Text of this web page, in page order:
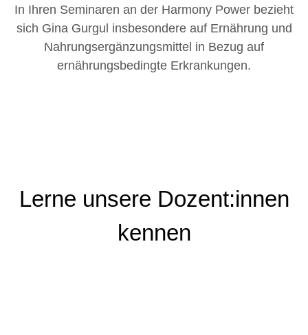
In Ihren Seminaren an der Harmony Power bezieht
sich Gina Gurgul insbesondere auf Ernährung und
Nahrungsergänzungsmittel in Bezug auf
ernährungsbedingte Erkrankungen.
Lerne unsere Dozent:innen
kennen